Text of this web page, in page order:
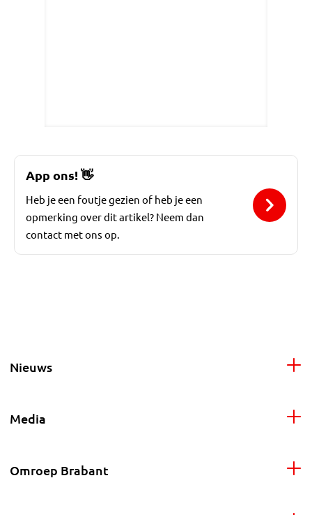
App ons!👋
Heb je een foutje gezien of heb je een
opmerking over dit artikel? Neem dan
contact met ons op.
Nieuws
Media
Omroep Brabant